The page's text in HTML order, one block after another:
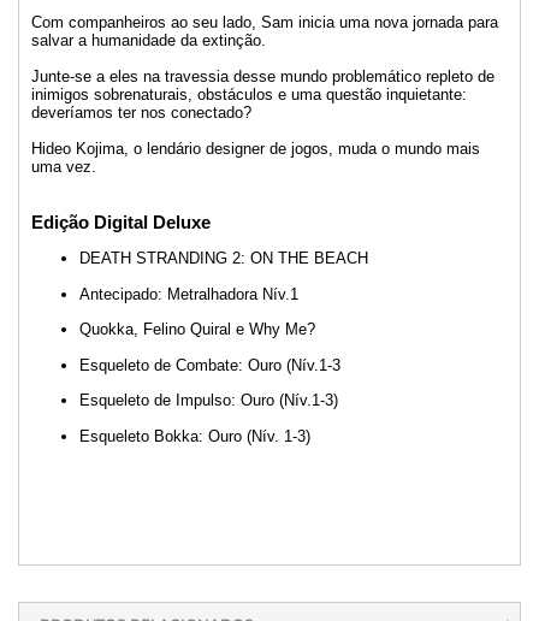
Com companheiros ao seu lado, Sam inicia uma nova jornada para
salvar a humanidade da extinção.
Junte-se a eles na travessia desse mundo problemático repleto de
inimigos sobrenaturais, obstáculos e uma questão inquietante:
deveríamos ter nos conectado?
Hideo Kojima, o lendário designer de jogos, muda o mundo mais
uma vez.
Edição Digital Deluxe
DEATH STRANDING 2: ON THE BEACH
Antecipado: Metralhadora Nív.1
Quokka, Felino Quiral e Why Me?
Esqueleto de Combate: Ouro (Nív.1-3
Esqueleto de Impulso: Ouro (Nív.1-3)
Esqueleto Bokka: Ouro (Nív. 1-3)